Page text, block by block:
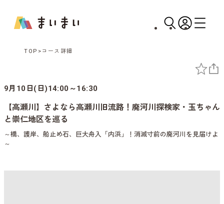
TOP コース詳細
9月10日(日)14:00～16:30
【高瀬川】さよなら高瀬川旧流路！廃河川探検家・玉ちゃん
と崇仁地区を巡る
～橋、護岸、船止め石、巨大舟入「内浜」！消滅寸前の廃河川を見届けよ
～